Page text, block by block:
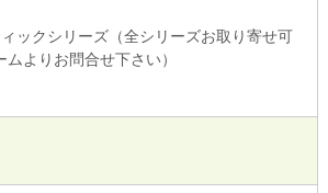
ックシリーズ（全シリーズお取り寄せ可
よりお問合せ下さい）